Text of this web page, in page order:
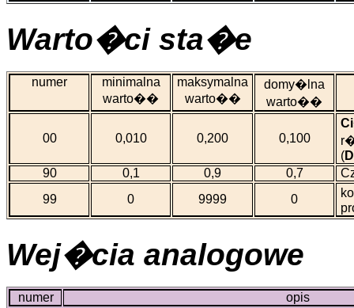
Warto�ci sta�e
numer
minimalna
warto��
maksymalna
warto��
domy�lna
warto��
00 0,010 0,200 0,100
(
90
0,1 0,9 0,7
99
0 9999 0
Wej�cia analogowe
numer
opis